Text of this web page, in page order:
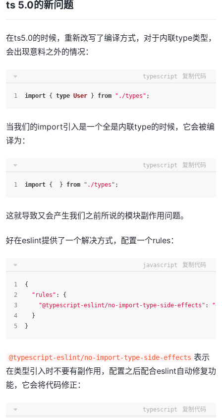
ts 5.0的新问题
在ts5.0的时候，重新改写了编译方式，对于内联type类型，
会出现意料之外的情况：
typescript 复制代码
import { type User } from "./types" ;
当我们的import引入是一个全是内联type的时候，它会被编
译为：
typescript 复制代码
import {  } from "./types" ;
这就导致又会产生我们之前所说的模块副作用问题。
好在eslint提供了一个解决方式，配置一个rules：
javascript 复制代码
{
"rules" : {
"@typescript-eslint/no-import-type-side-effects" :
  }
}
@typescript-eslint/no-import-type-side-effects 表示
在类型引入时不要有副作用，配置之后配合eslint自动修复功
能，它会将代码修正：
typescript 复制代码